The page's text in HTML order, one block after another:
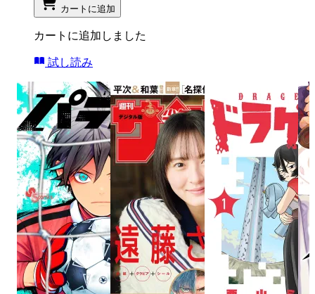
カートに追加
カートに追加しました
試し読み